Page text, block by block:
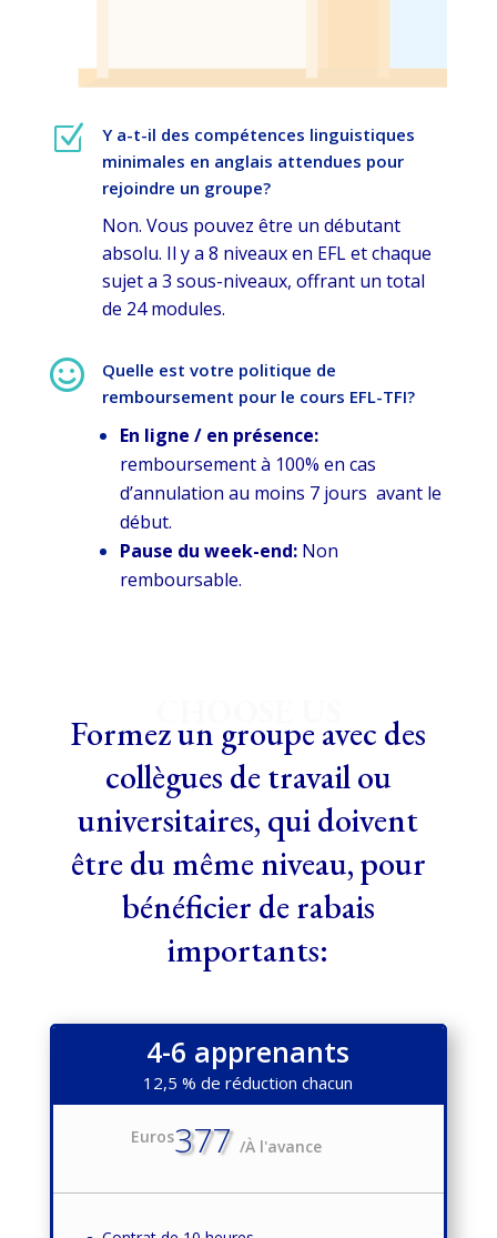
Z
Y a-t-il des compétences linguistiques
minimales en anglais attendues pour
rejoindre un groupe?
Non. Vous pouvez être un débutant
absolu. Il y a 8 niveaux en EFL et chaque
sujet a 3 sous-niveaux, offrant un total
de 24 modules.

Quelle est votre politique de
remboursement pour le cours EFL-TFI?
En ligne / en présence:
remboursement à 100% en cas
d’annulation au moins 7 jours avant le
début.
Pause du week-end:Non
remboursable.
Formez un groupe avec des
collègues de travail ou
universitaires, qui doivent
être du même niveau, pour
bénéficier de rabais
importants:
4-6 apprenants
12,5 % de réduction chacun
Euros377/À l'avance